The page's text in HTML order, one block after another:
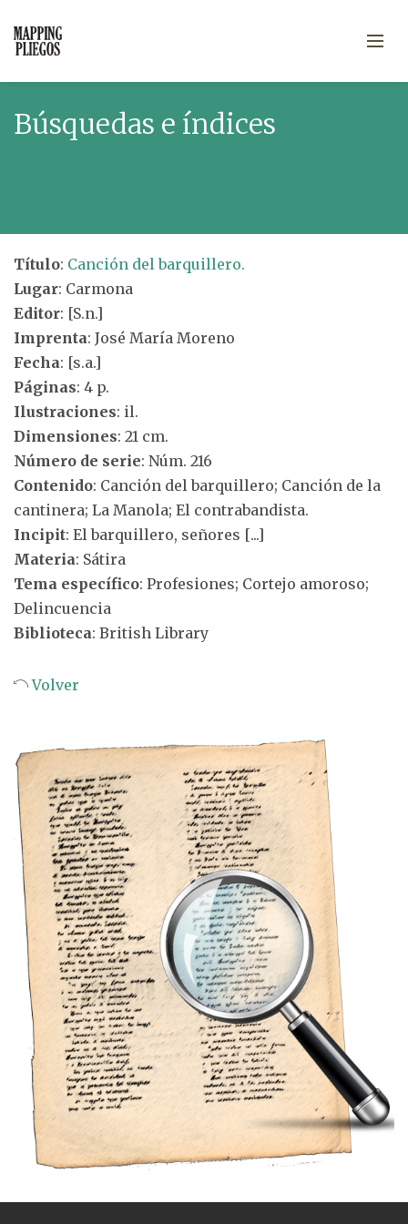
Búsquedas e índices
Título: Canción del barquillero.
Lugar: Carmona
Editor: [S.n.]
Imprenta: José María Moreno
Fecha: [s.a.]
Páginas: 4 p.
Ilustraciones: il.
Dimensiones: 21 cm.
Número de serie: Núm. 216
Contenido: Canción del barquillero; Canción de la
cantinera; La Manola; El contrabandista.
Incipit: El barquillero, señores [...]
Materia: Sátira
Tema específico: Profesiones; Cortejo amoroso;
Delincuencia
Biblioteca: British Library
Volver